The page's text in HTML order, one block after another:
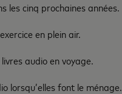
les cinq prochaines années.
en plein air.
audio en voyage.
lorsqu’elles font le ménage.